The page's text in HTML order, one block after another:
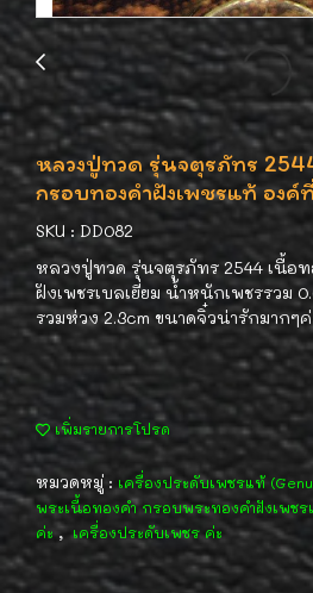
หลวงปู่ทวด รุ่นจตุรภัทร
กรอบทองคำฝังเพชรแท้ องค์
SKU : DD082
หลวงปู่ทวด รุ่นจตุรภัทร 2544 เนื้อ
ฝังเพชรเบลเยี่ยม น้ำหนักเพชรรวม
รวมห่วง 2.3cm ขนาดจิ๋วน่ารักมากๆ
เพิ่มรายการโปรด
หมวดหมู่ : เครื่องประดับเพชรแท้
พระเนื้อทองคำ กรอบพระทองคำฝังเพชร
ค่ะ, เครื่องประดับเพชร ค่ะ